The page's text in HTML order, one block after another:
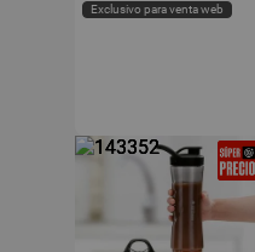
Exclusivo para venta web